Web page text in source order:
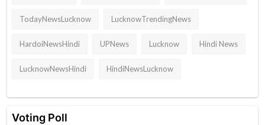
TodayNewsLucknow LucknowTrendingNews
HardoiNewsHindi UPNews Lucknow Hindi News
LucknowNewsHindi HindiNewsLucknow
Voting Poll